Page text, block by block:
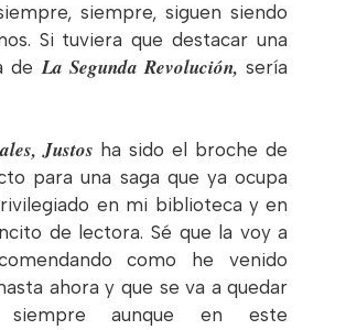
siempre, siguen siendo
Si tuviera que destacar una
deLa Segunda Revolución, sería
Justos ha sido el broche de
para una saga que ya ocupa
en mi biblioteca y en
de lectora. Sé que la voy a
como he venido
ahora y que se va a quedar
siempre aunque en este